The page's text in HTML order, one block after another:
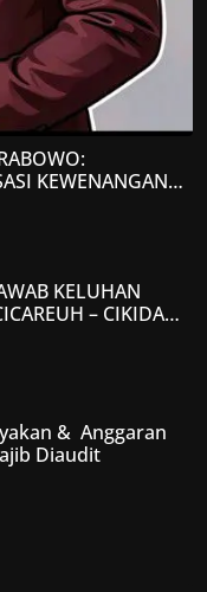
KEWENANGAN
TANGGAPAN
KELUHAN
– CIKIDANG
& Anggaran
Diaudit